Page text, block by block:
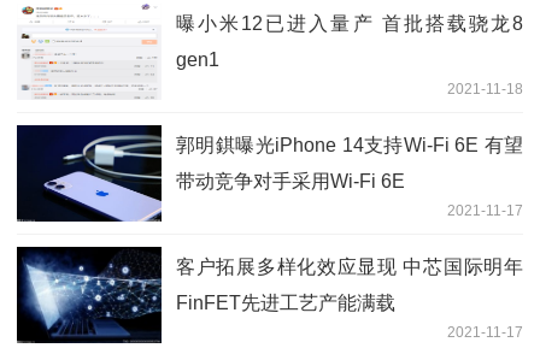
曝小米12已进入量产 首批搭载骁龙8
gen1
2021-11-18
郭明錤曝光iPhone 14支持Wi-Fi 6E 有望
带动竞争对手采用Wi-Fi 6E
2021-11-17
客户拓展多样化效应显现 中芯国际明年
FinFET先进工艺产能满载
2021-11-17